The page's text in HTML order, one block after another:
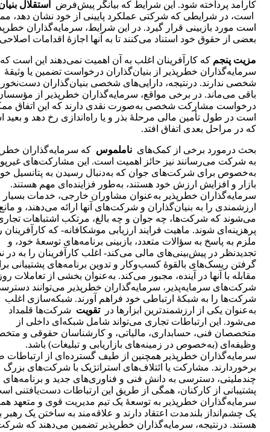
کارآمد پرداخته شود. این شرایط که بیانگر پیش‌فرض
استقلال
است، در شرایطی که شرکتی عملکرد پایینی از خود نشان دهد،
است مورد بازبینی قرار گیرد. در این شرایط، سرمایه‌گذاران
بعضی از حقوق خود استناد می‌کنند تا به آنها اجازۀ اقدامات
مزیت پنجم که کارآفرینان اغلب به آن اهمیت نمی‌دهند این است که
سرمایه‌گذاران خطرپذیر از بنیان‌گذاران درخواست تضمین یا وثیقۀ
شخصی ندارند. درنتیجه، دارایی‌های شخصی بنیان‌گذاران
باقی می‌ماند. در برخی مواقع، سرمایه‌گذاران خطرپذیر از
درخواست مشارکت شخصی به‌صورت نقدی دارند که این اتفاق
است در طول تأمین مالی مرحلۀ بذر و یا راه‌اندازی رخ دهد و
که در مراحل بعدی اتفاق افتد.
بحث درمورد برخی از کمک‌های ناملموس که سرمایه‌گذاران
به شرکت می‌رسانند نیز حائز اهمیت است. این مشارکت‌های
به‌خصوص برای شرکت‌های جوان که به‌دنبال رسیدن به پتانسیل
بازار و افزایش ارزش خود هستند، به‌طور فزاینده‌ای مهم هستند.
سرمایه‌گذاران خطرپذیر به‌عنوان مشاوران خارجی، خدمات بسیار
ارزشمندی را به بنیان‌گذاران و شرکت‌های آنها ارائه می‌دهند، و
می‌شوند که شرکت‌ها، چه جوان و چه بالغ، مرتکب اشتباهات
پرهزینه‌ای شوند. ماهیت فرایند ارزیابی موشکافانه- که کارآفرینان
ملزم به پاسخ به سؤالات متعدد، بازبینی برنامه‌های توسعۀ خود، و
تجدیدنظر در پیش‌بینی‌های مالی می‌کند- اغلب کارآفرینان را به در
گرفتن ریسک‌های بالقوۀ کسب‌وکار و تدوین برنامه‌های پشتیبانی
مقابله با آنها در آینده، مجبور می‌کند. به‌عنوان بخشی از تعاملات
شرکت‌های سرمایه‌پذیر، سرمایه‌گذاران خطرپذیر می‌توانند
شرکت‌ها را به شبکۀ ارتباطی خود فراهم آورند. شبکه‌سازی اغلب
به‌عنوان یکی از ارزشمندترین ابزارها درتقویت شرکت‌ها قلمداد
می‌شود. این ارتباطات تجاری می‌تواند شامل شبکه‌ای داخلی از
متخصصان فنی، حسابداری، مالیاتی، و کارشناسان حقوقی و
وظیفه‌ای (به‌خصوص در زمینه‌های بازاریابی و تبلیغات) باشد.
سرمایه‌گذاران خطرپذیر همچنین از طیف گسترده‌ای از ارتباطات
برخوردارند. مشارکت یا ائتلاف‌های استراتژیک با شرکت‌های بزرگ
چندملیتی، دسترسی به دانش فنی و فناوری‌های جدید و برنامه‌های
پشتیبانی از کارکنان، همگی از طریق این ارتباطات دست‌یافتنی
سرمایه‌گذاران خطرپذیر به توسعۀ یک تیم مدیریت قوی و متعهد
یک چشم‌انداز بلندمدت اعتقاد دارند و علاقه‌مند به ساختن یک رهبر
هستند. درنتیجه، سرمایه‌گذاران خطرپذیر تضمین می‌دهند که